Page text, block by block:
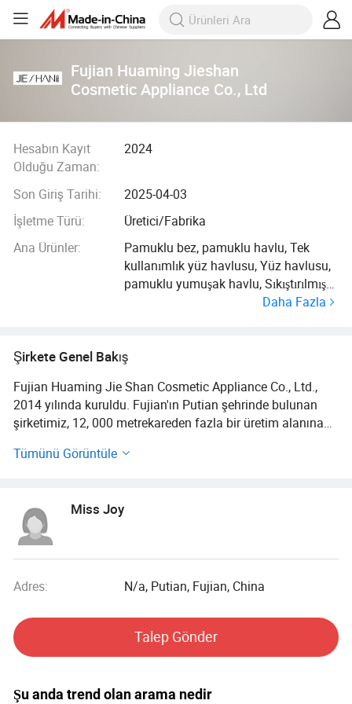
Fujian Huaming Jieshan
Cosmetic Appliance Co., Ltd
Hesabın Kayıt
Olduğu Zaman:
2024
Son Giriş Tarihi:
2025-04-03
İşletme Türü:
Üretici/Fabrika
Ana Ürünler:
Pamuklu bez, pamuklu havlu, Tek
kullanımlık yüz havlusu, Yüz havlusu,
pamuklu yumuşak havlu, Sıkıştırılmış
havlu/banyo havlusu, Tek Kullanımlık
Daha Fazla
Şirkete Genel Bakış
Fujian Huaming Jie Shan Cosmetic Appliance Co., Ltd.,
2014 yılında kuruldu. Fujian'ın Putian şehrinde bulunan
şirketimiz, 12, 000 metrekareden fazla bir üretim alanına
günlük üretimi 12 milyondan fazla parça, yuvarlak
Şirketimiz pamuk temizleme malzemeleri üretmede
uzmandır. Kozmetik pamuk/makyaj temizleyici pamuk, tek
havlu, sıkıştırılmış havlu/banyo havlusu, tek kullanımlık
üretim üretimi ile şirketimiz, şirketin her yönüyle ilgili
gelişmeye ve yeniliğe ve sürekli olarak yeni ürünler
üzerinde araştırma ve geliştirme çalışmalarına
Tümünü Görüntüle
Miss Joy
Adres: N/a, Putian, Fujian, China
Talep Gönder
Şu anda trend olan arama nedir